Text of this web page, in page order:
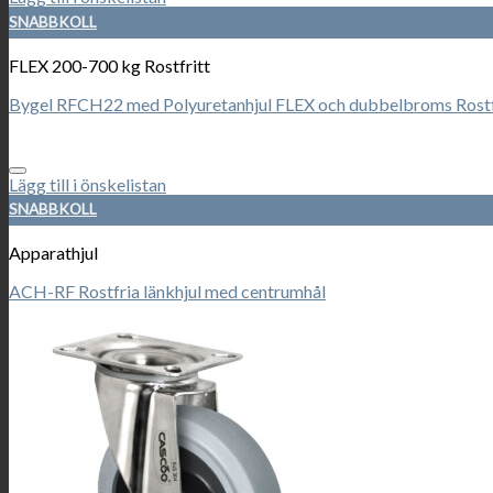
SNABBKOLL
FLEX 200-700 kg Rostfritt
Bygel RFCH22 med Polyuretanhjul FLEX och dubbelbroms
Lägg till i önskelistan
SNABBKOLL
Apparathjul
ACH-RF Rostfria länkhjul med centrumhål